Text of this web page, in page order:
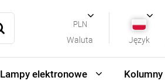
Waluta
PLN
Język
Lampy elektronowe Kolumny